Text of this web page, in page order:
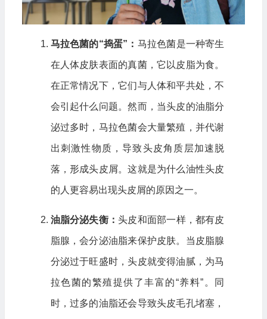
马拉色菌的“捣蛋”： 马拉色菌是一种寄生
在人体皮肤表面的真菌，它以皮脂为食。
在正常情况下，它们与人体和平共处，不
会引起什么问题。然而，当头皮的油脂分
泌过多时，马拉色菌会大量繁殖，并代谢
出刺激性物质，导致头皮角质层加速脱
落，形成头皮屑。这就是为什么油性头皮
的人更容易出现头皮屑的原因之一。
油脂分泌失衡：头皮和面部一样，都有皮
脂腺，会分泌油脂来保护皮肤。当皮脂腺
分泌过于旺盛时，头皮就变得油腻，为马
拉色菌的繁殖提供了丰富的“养料”。同
时，过多的油脂还会导致头皮毛孔堵塞，